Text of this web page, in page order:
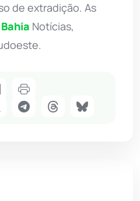
de extradição. As
Bahia Notícias,